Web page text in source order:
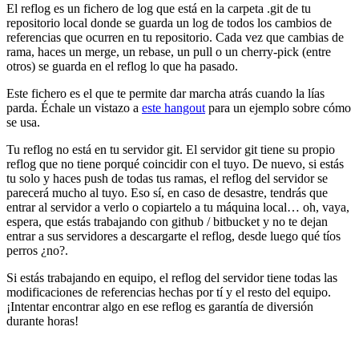
El reflog es un fichero de log que está en la carpeta .git de tu
repositorio local donde se guarda un log de todos los cambios de
referencias que ocurren en tu repositorio. Cada vez que cambias de
rama, haces un merge, un rebase, un pull o un cherry-pick (entre
otros) se guarda en el reflog lo que ha pasado.
Este fichero es el que te permite dar marcha atrás cuando la lías
parda. Échale un vistazo a este hangout para un ejemplo sobre cómo
se usa.
Tu reflog no está en tu servidor git. El servidor git tiene su propio
reflog que no tiene porqué coincidir con el tuyo. De nuevo, si estás
tu solo y haces push de todas tus ramas, el reflog del servidor se
parecerá mucho al tuyo. Eso sí, en caso de desastre, tendrás que
entrar al servidor a verlo o copiartelo a tu máquina local… oh, vaya,
espera, que estás trabajando con github / bitbucket y no te dejan
entrar a sus servidores a descargarte el reflog, desde luego qué tíos
perros ¿no?.
Si estás trabajando en equipo, el reflog del servidor tiene todas las
modificaciones de referencias hechas por tí y el resto del equipo.
¡Intentar encontrar algo en ese reflog es garantía de diversión
durante horas!